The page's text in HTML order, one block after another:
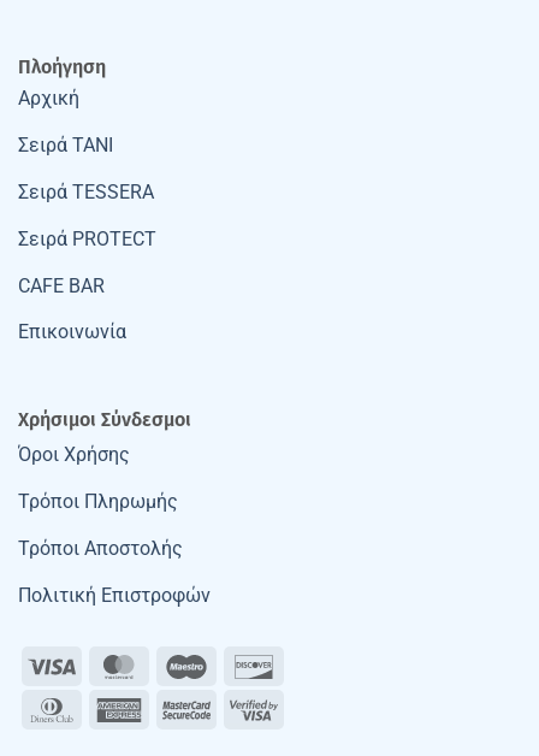
Πλοήγηση
Αρχική
Σειρά TANI
Σειρά TESSERA
Σειρά PROTECT
CAFE BAR
Επικοινωνία
Χρήσιμοι Σύνδεσμοι
Όροι Χρήσης
Τρόποι Πληρωμής
Τρόποι Αποστολής
Πολιτική Επιστροφών
Visa MasterCardMaestro
Dinners
AmericanMasterCard
Visa